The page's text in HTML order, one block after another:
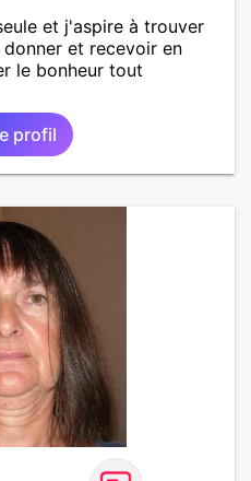
et j'aspire à trouver
et recevoir en
le bonheur tout
profil